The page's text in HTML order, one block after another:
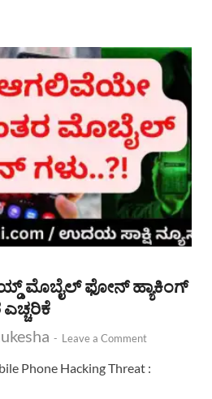
ಮೊಬೈಲ್ ಫೋನ್ ಹ್ಯಾಕಿಂಗ್
ಎಚ್ಚರಿಕೆ
- Leave a Comment
Phone Hacking Threat :